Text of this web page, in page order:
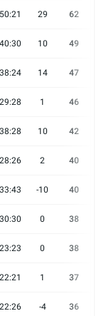
50:21 29 62
40:30 10 49
38:24 14 47
29:28 1 46
38:28 10 42
28:26 2 40
33:43 -10 40
30:30 0 38
23:23 0 38
22:21 1 37
22:26 -4 36